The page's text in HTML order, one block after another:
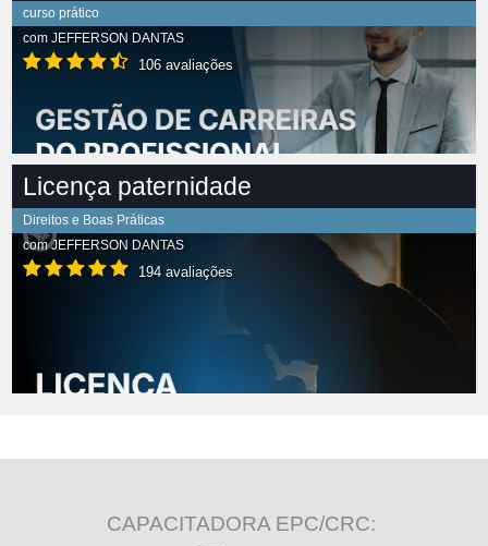
curso prático
com JEFFERSON DANTAS
106 avaliações
Licença paternidade
Direitos e Boas Práticas
comJEFFERSON DANTAS
194 avaliações
CAPACITADORA EPC/CRC: